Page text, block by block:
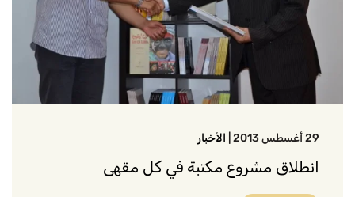
29 أغسطس 2013 الأخبار
انطلاق مشروع مكتبة في كل مقهى